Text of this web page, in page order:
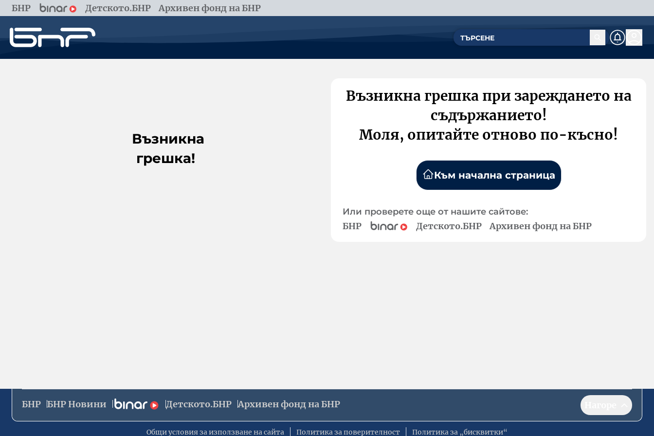
БНР Детското.БНР Архивен фонд на БНР
Възникна
грешка!
Възникна грешка при зареждането на
съдържанието!
Моля, опитайте отново по-късно!
Към начална страница
Или проверете още от нашите сайтове:
БНР Детското.БНР Архивен фонд на БНР
БНР БНР Новини Детското.БНР Архивен фонд на БНР
Общи условия за използване на сайта Политика за поверителност Политика за „бисквитки“